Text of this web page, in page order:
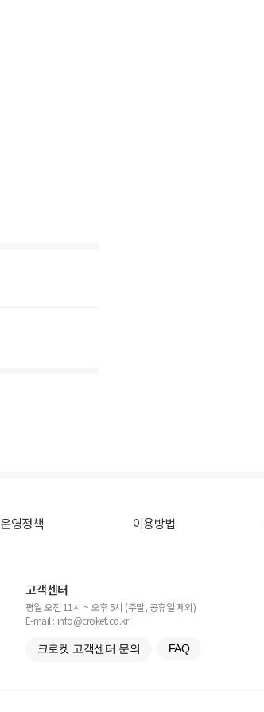
운영정책 이용방법
고객센터
평일 오전 11시 ~ 오후 5시 (주말, 공휴일 제외)
E-mail : info@croket.co.kr
크로켓 고객센터 문의 FAQ